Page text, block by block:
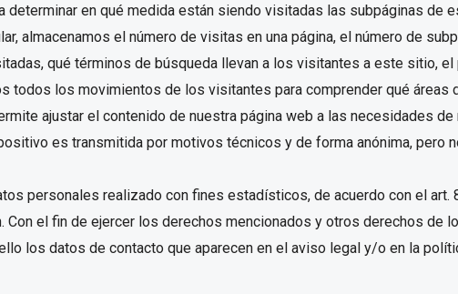
en qué medida están siendo visitadas las subpáginas de
almacenamos el número de visitas en una página, el número de
qué términos de búsqueda llevan a los visitantes a este sitio, el
todos los movimientos de los visitantes para comprender qué
ajustar el contenido de nuestra página web a las necesidades
es transmitida por motivos técnicos y de forma anónima, pero
personales realizado con fines estadísticos, de acuerdo con el art.
el fin de ejercer los derechos mencionados y otros derechos de
los datos de contacto que aparecen en el aviso legal y/o en la